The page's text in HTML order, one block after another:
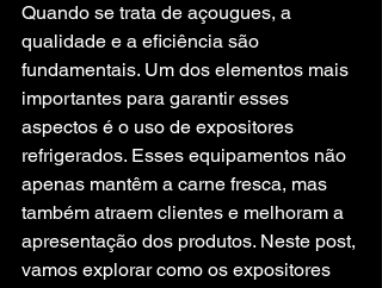
Quando se trata de açougues, a
qualidade e a eficiência são
fundamentais. Um dos elementos mais
importantes para garantir esses
aspectos é o uso de expositores
refrigerados. Esses equipamentos não
apenas mantêm a carne fresca, mas
também atraem clientes e melhoram a
apresentação dos produtos. Neste post,
vamos explorar como os expositores